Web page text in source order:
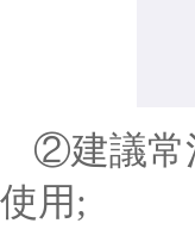
②建議常
使用;